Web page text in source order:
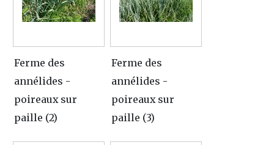
Ferme des
annélides -
poireaux sur
paille (2)
Ferme des
annélides -
poireaux sur
paille (3)